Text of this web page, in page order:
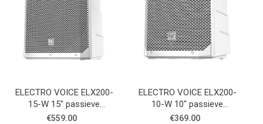
ELECTRO VOICE ELX200-
15-W 15" passieve
luidspreker, wit
€559.00
ELECTRO VOICE ELX200-
10-W 10" passieve
luidspreker, wit
€369.00